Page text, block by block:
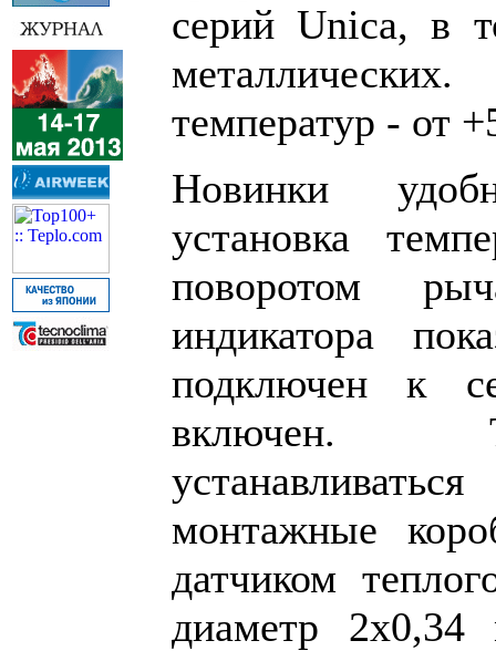
серий Unica, в
температур - от
Новинки
установка
поворотом
индикатора
подключен к
включен.
монтажные
датчиком
диаметр 2х0,34